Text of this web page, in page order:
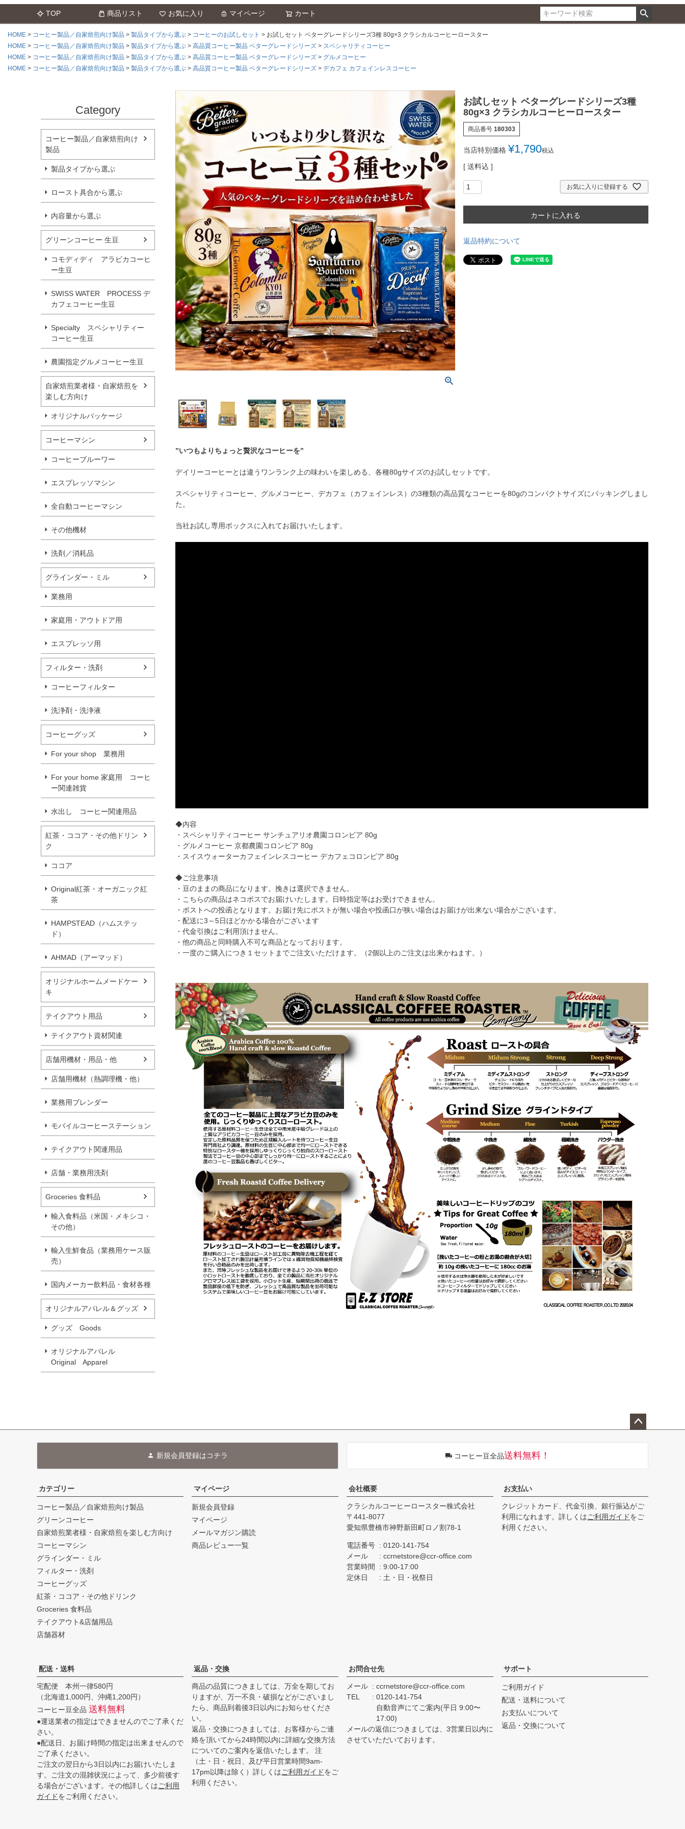
TOP 商品リスト お気に入り マイページ カート
HOME コーヒー製品／自家焙煎向け製品 製品タイプから選ぶ コーヒーのお試しセット
お試しセット ベターグレードシリーズ3種 80g×3 クラシカルコーヒーロースター
HOME
コーヒー製品／自家焙煎向け製品 製品タイプから選ぶ 高品質コーヒー製品 ベターグレードシリーズ
スペシャリティコーヒー
HOME
コーヒー製品／自家焙煎向け製品 製品タイプから選ぶ 高品質コーヒー製品 ベターグレードシリーズ
グルメコーヒー
HOME
コーヒー製品／自家焙煎向け製品 製品タイプから選ぶ 高品質コーヒー製品 ベターグレードシリーズ デカフェ カフェインレスコーヒー
Category
コーヒー製品／自家焙煎向け
製品
製品タイプから選ぶ
ロースト具合から選ぶ
内容量から選ぶ
グリーンコーヒー 生豆
コモディディ アラビカコーヒ
ー生豆
SWISS WATER PROCESS デ
カフェコーヒー生豆
Specialty スペシャリティー
コーヒー生豆
農園指定グルメコーヒー生豆
自家焙煎業者様・自家焙煎を
楽しむ方向け
オリジナルパッケージ
コーヒーマシン
コーヒーブルーワー
エスプレッソマシン
全自動コーヒーマシン
その他機材
洗剤／消耗品
グラインダー・ミル
業務用
家庭用・アウトドア用
エスプレッソ用
フィルター・洗剤
コーヒーフィルター
洗浄剤・洗浄液
コーヒーグッズ
For your shop 業務用
For your home 家庭用 コーヒ
ー関連雑貨
水出し コーヒー関連用品
紅茶・ココア・その他ドリン
ク
ココア
Original紅茶・オーガニック紅
茶
HAMPSTEAD（ハムステッ
ド）
AHMAD（アーマッド）
オリジナルホームメードケー
キ
テイクアウト用品
テイクアウト資材関連
店舗用機材・用品・他
店舗用機材（熱調理機・他）
業務用ブレンダー
モバイルコーヒーステーション
テイクアウト関連用品
店舗・業務用洗剤
Groceries 食料品
輸入食料品（米国・メキシコ・
その他）
輸入生鮮食品（業務用ケース販
売）
国内メーカー飲料品・食材各種
オリジナルアパレル＆グッズ
グッズ Goods
オリジナルアパレル
Original Apparel
お試しセット ベターグレードシリーズ3種
80g×3 クラシカルコーヒーロースター
商品番号 180303
当店特別価格 ¥1,790税込
送料込
お気に入りに登録する
カートに入れる
返品特約について
”いつもよりちょっと贅沢なコーヒーを”
デイリーコーヒーとは違うワンランク上の味わいを楽しめる、各種80gサイズのお試しセットです。
スペシャリティコーヒー、グルメコーヒー、デカフェ（カフェインレス）の3種類の高品質なコーヒーを80gのコンパクトサイズにパッキングしまし
た。
当社お試し専用ボックスに入れてお届けいたします。
◆内容
・スペシャリティコーヒー サンチュアリオ農園コロンビア 80g
・グルメコーヒー 京都農園コロンビア 80g
・スイスウォーターカフェインレスコーヒー デカフェコロンビア 80g
◆ご注意事項
・豆のままの商品になります。挽きは選択できません。
・こちらの商品はネコポスでお届けいたします。日時指定等はお受けできません。
・ポストへの投函となります。お届け先にポストが無い場合や投函口が狭い場合はお届けが出来ない場合がございます。
・配送に3～5日ほどかかる場合がございます
・代金引換はご利用頂けません。
・他の商品と同時購入不可な商品となっております。
・一度のご購入につき１セットまでご注文いただけます。（2個以上のご注文は出来かねます。）
へ
新規会員登録はコチラ コーヒー豆全品送料無料！
カテゴリー
コーヒー製品／自家焙煎向け製品
グリーンコーヒー
自家焙煎業者様・自家焙煎を楽しむ方向け
コーヒーマシン
グラインダー・ミル
フィルター・洗剤
コーヒーグッズ
紅茶・ココア・その他ドリンク
Groceries 食料品
テイクアウト&店舗用品
店舗器材
マイページ
新規会員登録
マイページ
メールマガジン購読
商品レビュー一覧
会社概要
クラシカルコーヒーロースター株式会社
441-8077
愛知県豊橋市神野新田町ロノ割78-1
電話番号
0120-141-754
メール
ccrnetstore@ccr-office.com
営業時間
9:00-17:00
定休日
土・日・祝祭日
お支払い
クレジットカード、代金引換、銀行振込がご
利用になれます。詳しくはご利用ガイドをご
利用ください。
配送・送料
宅配便 本州一律580円
（北海道1,000円、沖縄1,200円）
コーヒー豆全品 送料無料
●運送業者の指定はできませんのでご了承くだ
さい。
●配送日、お届け時間の指定は出来ませんので
ご了承ください。
ご注文の翌日から3日以内にお届けいたしま
す。ご注文の混雑状況によって、多少前後す
る場合がございます。その他詳しくはご利用
ガイドをご利用ください。
返品・交換
商品の品質につきましては、万全を期してお
りますが、万一不良・破損などがございまし
たら、商品到着後3日以内にお知らせくださ
い。
返品・交換につきましては、お客様からご連
絡を頂いてから24時間以内に詳細な交換方法
についてのご案内を返信いたします。 注
（土・日・祝日、及び平日営業時間9am-
17pm以降は除く）詳しくはご利用ガイドをご
利用ください。
お問合せ先
メール
ccrnetstore@ccr-office.com
TEL
0120-141-754
自動音声にてご案内(平日 9:00〜
17:00)
メールの返信につきましては、3営業日以内に
させていただいております。
サポート
ご利用ガイド
配送・送料について
お支払いについて
返品・交換について